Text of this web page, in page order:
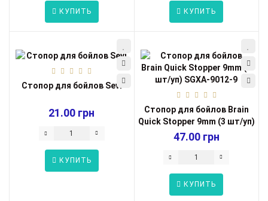
КУПИТЬ КУПИТЬ
Стопор для бойлов Sevi
21.00 грн
КУПИТЬ
Стопор для бойлов Brain
Quick Stopper 9mm (3 шт/уп)
SGX...
47.00 грн
КУПИТЬ